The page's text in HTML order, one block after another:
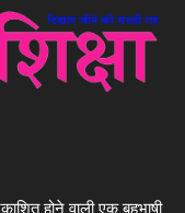
होने वाली एक बहुभाषी